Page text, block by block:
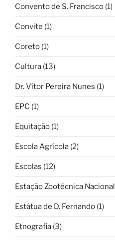
Convento de S. Francisco (1)
Convite (1)
Coreto (1)
Cultura (13)
Dr. Vítor Pereira Nunes (1)
EPC (1)
Equitação (1)
Escola Agrícola (2)
Escolas (12)
Estação Zootécnica Nacional
Estátua de D. Fernando (1)
Etnografia (3)